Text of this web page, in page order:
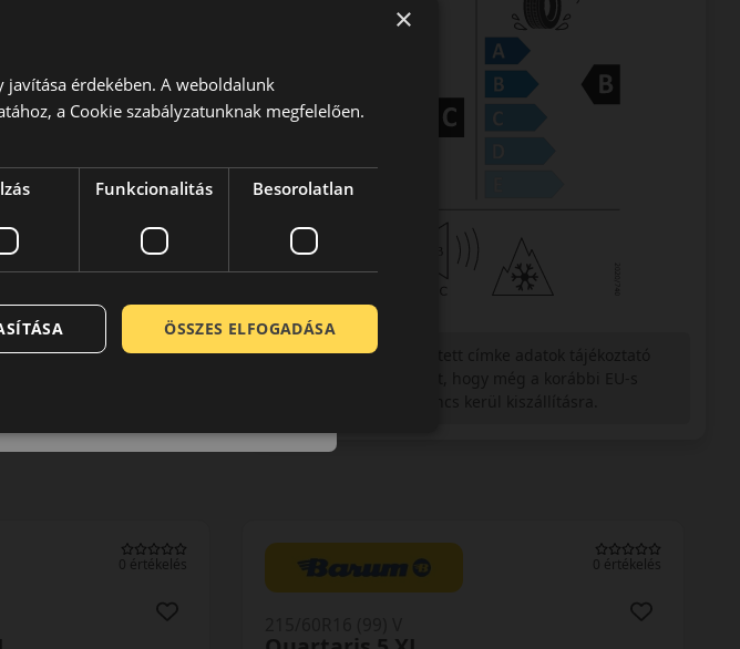
Figyelem a feltüntetett címke adatok tájékoztató
0 értékelés 0 értékelés
×
javítása érdekében. A weboldalunk
a Cookie szabályzatunknak megfelelően.
Funkcionalitás Besorolatlan
ÖSSZES ELFOGADÁSA